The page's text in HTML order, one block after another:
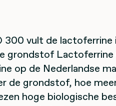
300 vult de lactoferrine
grondstof
op de Nederlandse
de grondstof, hoe
hoge biologische